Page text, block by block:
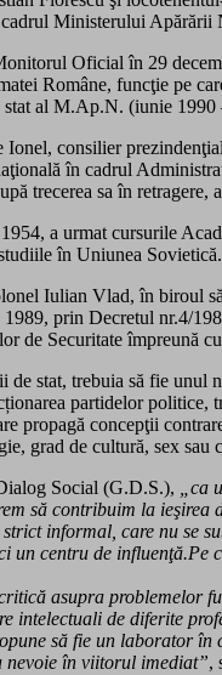
Ministerului
Oficial în 29
Române, funcţie pe
stat al M.Ap.N. (iunie 1990
consilier
în cadrul
trecerea sa în
a urmat cursurile
în Uniunea Sovietică.
Iulian Vlad, în biroul
prin Decretul nr.4/
de Securitate împreună
stat, trebuia să fie
partidelor
propagă concepţii
grad de cultură, sex
Social (G.D.S.),
„ca
să contribuim la ieşirea
informal, care nu se
un centru de
asupra
intelectuali de diferite
să fie un laborator
nevoie în viitorul imediat”,